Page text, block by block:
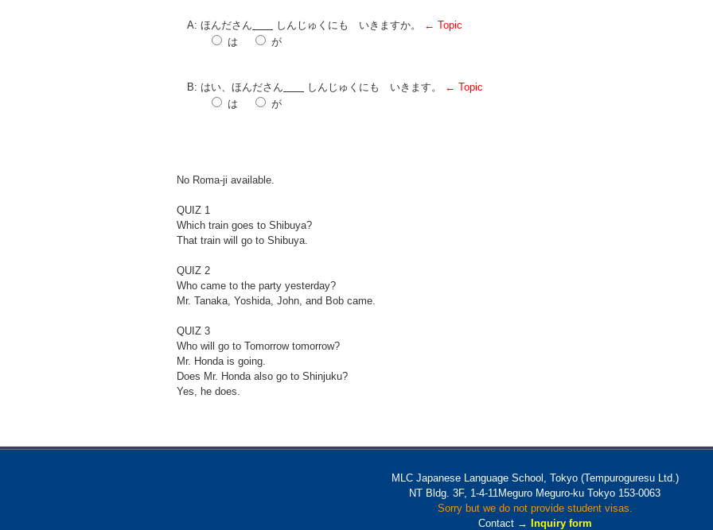
A: ほんださん しんじゅくにも いきますか。
← Topic
は
が
B: はい、ほんださん しんじゅくにも いきます。
← Topic
は
が
No Roma-ji available.
QUIZ 1
Which train goes to Shibuya?
That train will go to Shibuya.
QUIZ 2
Who came to the party yesterday?
Mr. Tanaka, Yoshida, John, and Bob came.
QUIZ 3
Who will go to Tomorrow tomorrow?
Mr. Honda is going.
Does Mr. Honda also go to Shinjuku?
Yes, he does.
MLC Japanese Language School, Tokyo (Tempuroguresu Ltd.)
NT Bldg. 3F, 1-4-11Meguro Meguro-ku Tokyo 153-0063
Sorry but we do not provide student visas.
Contact →
Inquiry form